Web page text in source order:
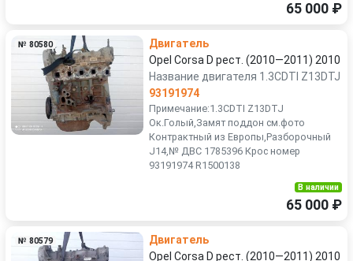
65 000 ₽
№ 80580
Двигатель
Opel Corsa D рест. (2010—2011) 2010
Название двигателя 1.3CDTI Z13DTJ
93191974
Примечание:1.3CDTI Z13DTJ
Ок.Голый,Замят поддон см.фото
Контрактный из Европы,Разборочный
J14,№ ДВС 1785396 Крос номер
93191974 R1500138
В наличии
65 000 ₽
№ 80579
Двигатель
Opel Corsa D рест. (2010—2011) 2010